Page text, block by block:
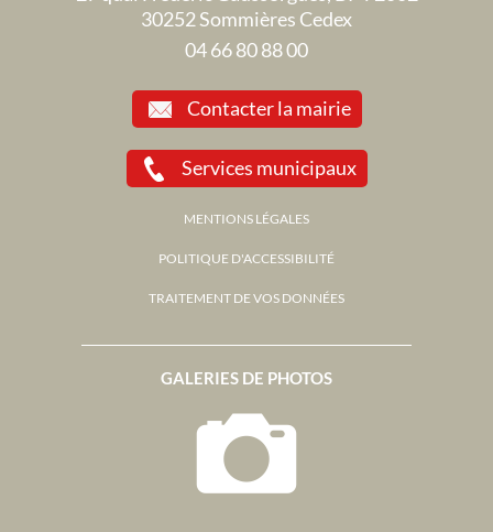
GALERIES DE PHOTOS
30252 Sommières Cedex
04 66 80 88 00
Contacter la mairie
Services municipaux
MENTIONS LÉGALES
POLITIQUE D'ACCESSIBILITÉ
TRAITEMENT DE VOS DONNÉES